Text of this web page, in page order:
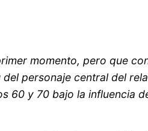
momento, pero que
personaje central del
60 y 70 bajo la influencia